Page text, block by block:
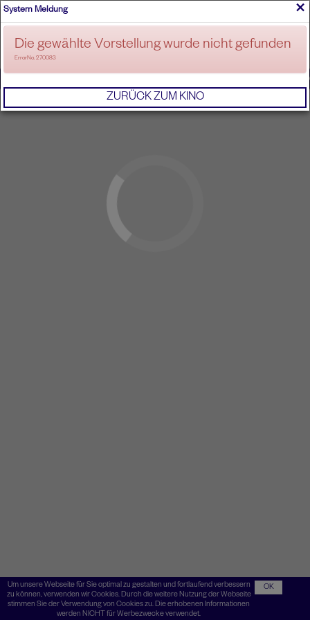
ANMELDEN
Um unsere Webseite für Sie optimal zu gestalten und fortlaufend verbessern
zu können, verwenden wir Cookies. Durch die weitere Nutzung der Webseite
stimmen Sie der Verwendung von Cookies zu. Die erhobenen Informationen
werden NICHT für Werbezwecke verwendet.
OK
×
System Meldung
Die gewählte Vorstellung wurde nicht gefunden
ErrorNo. 270083
ZURÜCK ZUM KINO